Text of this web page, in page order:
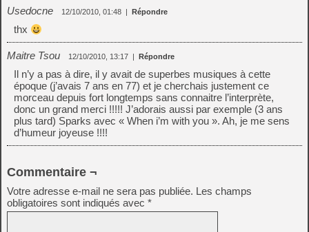
Usedocne 12/10/2010, 01:48 | Répondre
thx
Maitre Tsou 12/10/2010, 13:17 | Répondre
Il n’y a pas à dire, il y avait de superbes musiques à cette
époque (j’avais 7 ans en 77) et je cherchais justement ce
morceau depuis fort longtemps sans connaitre l’interprète,
donc un grand merci !!!!! J’adorais aussi par exemple (3 ans
plus tard) Sparks avec « When i’m with you ». Ah, je me sens
d’humeur joyeuse !!!!
Commentaire ¬
Votre adresse e-mail ne sera pas publiée. Les champs
obligatoires sont indiqués avec *